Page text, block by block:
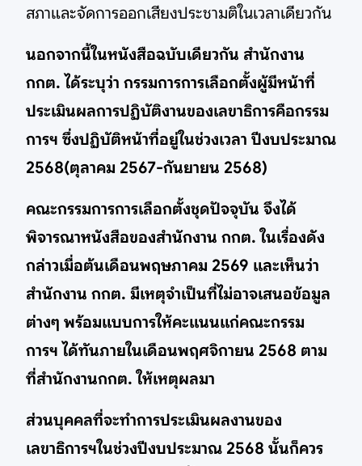
สภาและจัดการออกเสียงประชามติในเวลาเดียวกัน
นอกจากนี้ในหนังสือฉบับเดียวกัน สำนักงาน
กกต. ได้ระบุว่า กรรมการการเลือกตั้งผู้มีหน้าที่
ประเมินผลการปฏิบัติงานของเลขาธิการคือกรรม
การฯ ซึ่งปฏิบัติหน้าที่อยู่ในช่วงเวลา ปีงบประมาณ
2568(ตุลาคม 2567-กันยายน 2568)
คณะกรรมการการเลือกตั้งชุดปัจจุบัน จึงได้
พิจารณาหนังสือของสำนักงาน กกต. ในเรื่องดัง
กล่าวเมื่อต้นเดือนพฤษภาคม 2569 และเห็นว่า
สำนักงาน กกต. มีเหตุจำเป็นที่ไม่อาจเสนอข้อมูล
ต่างๆ พร้อมแบบการให้คะแนนแก่คณะกรรม
การฯ ได้ทันภายในเดือนพฤศจิกายน 2568 ตาม
ที่สำนักงานกกต. ให้เหตุผลมา
ส่วนบุคคลที่จะทำการประเมินผลงานของ
เลขาธิการฯในช่วงปีงบประมาณ 2568 นั้นก็ควร